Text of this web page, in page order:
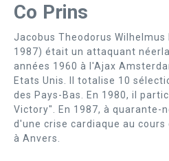
Co Prins
Jacobus Theodorus
1987) était un attaquant
années 1960 à l'Ajax
Etats Unis. Il totalise 10
des Pays-Bas. En 1980, il
Victory". En 1987, à quarante-
d'une crise cardiaque au
à Anvers.